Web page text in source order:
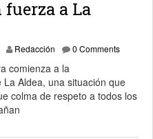
a La
26 octubre, 2016
Redacción 0 Comments
comienza a la
Aldea, una situación que
colma de respeto a todos los